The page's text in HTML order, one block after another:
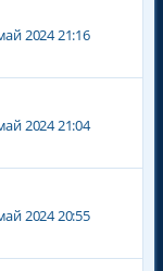
2024 21:16
2024 21:04
2024 20:55